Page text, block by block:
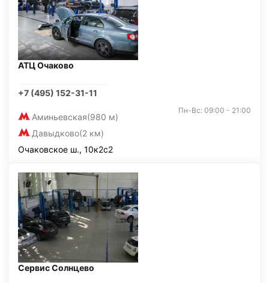
АТЦ Очаково
+7 (495) 152-31-11
Аминьевская(980 м)
Давыдково(2 км)
Пн-Вс: 09:00 - 21:00
Очаковское ш., 10к2с2
Сервис Солнцево